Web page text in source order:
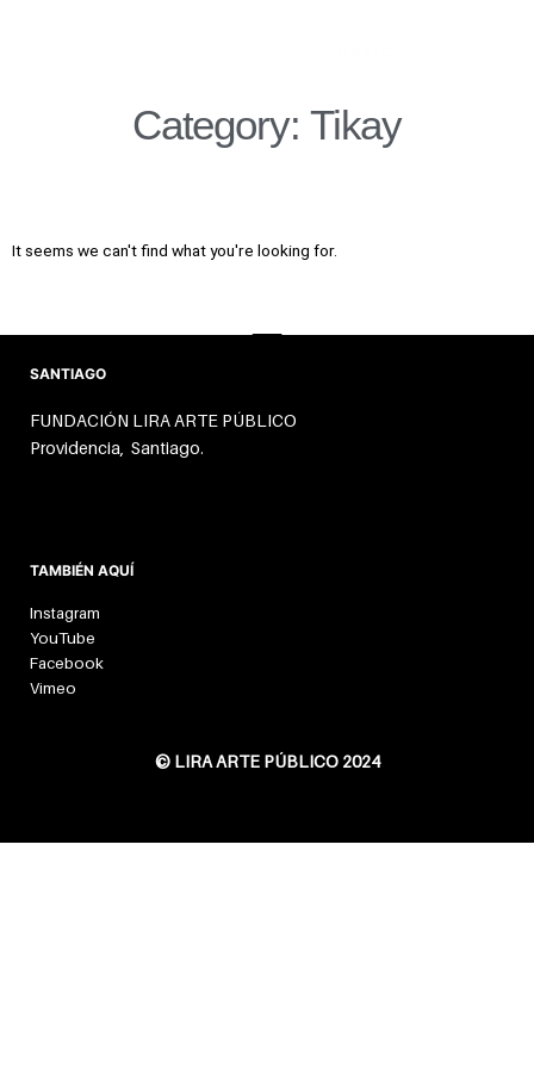
Category: Tikay
It seems we can't find what you're looking for.
SANTIAGO
FUNDACIÓN LIRA ARTE PÚBLICO
Providencia, Santiago.
TAMBIÉN AQUÍ
Instagram
YouTube
Facebook
Vimeo
© LIRA ARTE PÚBLICO 2024